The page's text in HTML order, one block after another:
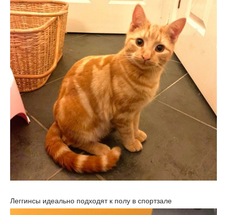
Леггинсы идеально подходят к полу в спортзале